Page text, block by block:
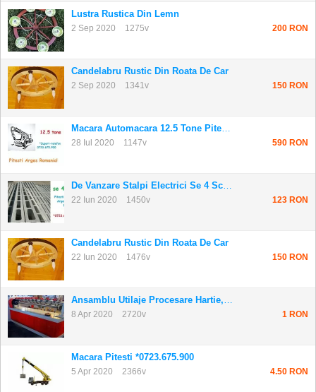
Lustra Rustica Din Lemn
2 Sep 2020 1275v 200 RON
Candelabru Rustic Din Roata De Car
2 Sep 2020 1341v 150 RON
28 Iul 2020 1147v 590 RON
22 Iun 2020 1450v 123 RON
Candelabru Rustic Din Roata De Car
22 Iun 2020 1476v 150 RON
8 Apr 2020 2720v 1 RON
Macara Pitesti *0723.675.900
5 Apr 2020 2366v 4.50 RON